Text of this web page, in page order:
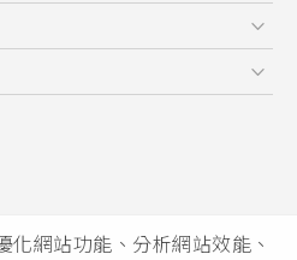
網站功能、分析網站效能、